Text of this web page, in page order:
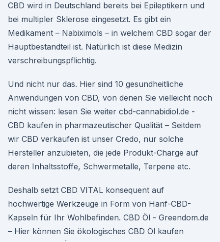
CBD wird in Deutschland bereits bei Epileptikern und
bei multipler Sklerose eingesetzt. Es gibt ein
Medikament – Nabiximols – in welchem CBD sogar der
Hauptbestandteil ist. Natürlich ist diese Medizin
verschreibungspflichtig.
Und nicht nur das. Hier sind 10 gesundheitliche
Anwendungen von CBD, von denen Sie vielleicht noch
nicht wissen: lesen Sie weiter cbd-cannabidiol.de -
CBD kaufen in pharmazeutischer Qualität – Seitdem
wir CBD verkaufen ist unser Credo, nur solche
Hersteller anzubieten, die jede Produkt-Charge auf
deren Inhaltsstoffe, Schwermetalle, Terpene etc.
Deshalb setzt CBD VITAL konsequent auf
hochwertige Werkzeuge in Form von Hanf-CBD-
Kapseln für Ihr Wohlbefinden. CBD Öl - Greendom.de
– Hier können Sie ökologisches CBD Öl kaufen